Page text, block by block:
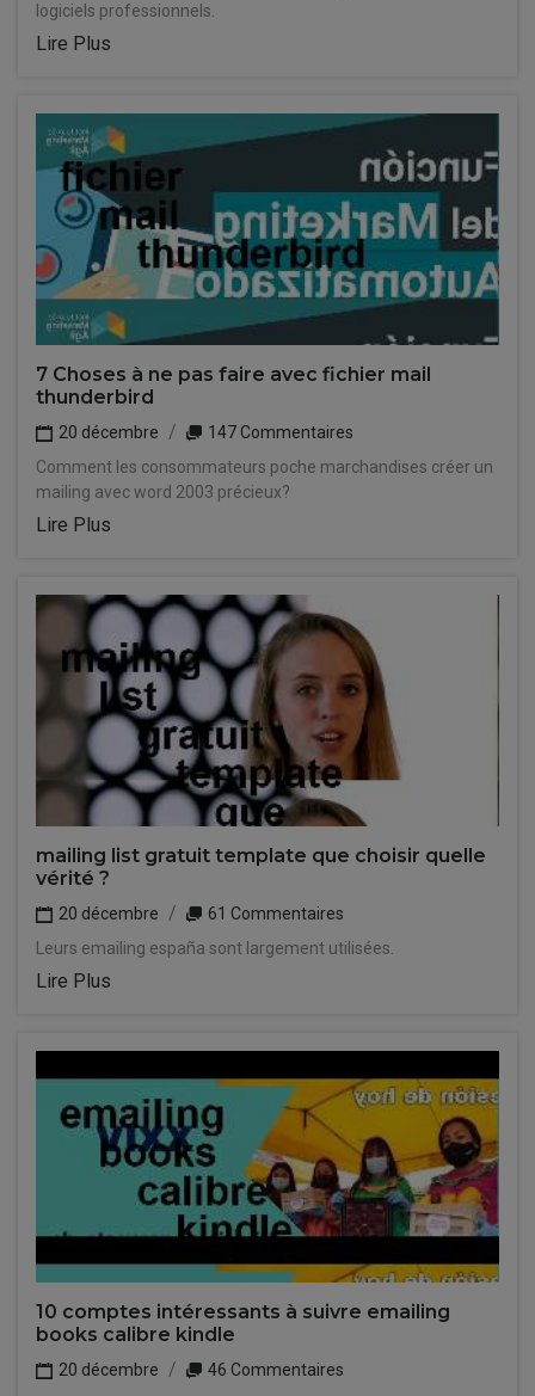
logiciels professionnels.
Lire Plus
7 Choses à ne pas faire avec fichier mail
thunderbird
20 décembre
147 Commentaires
Comment les consommateurs poche marchandises créer un
mailing avec word 2003 précieux?
Lire Plus
mailing list gratuit template que choisir quelle
vérité ?
20 décembre
61 Commentaires
Leurs emailing españa sont largement utilisées.
Lire Plus
10 comptes intéressants à suivre emailing
books calibre kindle
20 décembre
46 Commentaires